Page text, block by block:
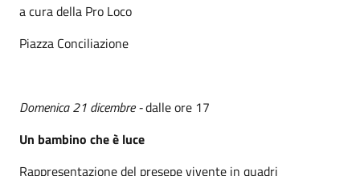
a cura della Pro Loco
Piazza Conciliazione
Domenica 21 dicembre -dalle ore 17
Un bambino che è luce
Rappresentazione del presepe vivente in quadri